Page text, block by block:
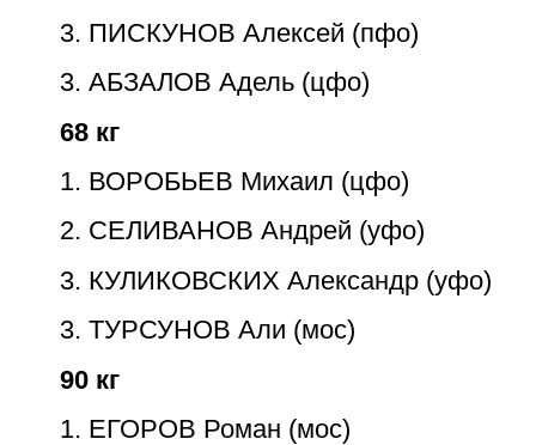
3. ПИСКУНОВ Алексей (пфо)
3. АБЗАЛОВ Адель (цфо)
68 кг
1. ВОРОБЬЕВ Михаил (цфо)
2. СЕЛИВАНОВ Андрей (уфо)
3. КУЛИКОВСКИХ Александр (уфо)
3. ТУРСУНОВ Али (мос)
90 кг
1. ЕГОРОВ Роман (мос)